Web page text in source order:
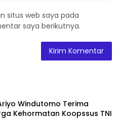
situs web saya pada
saya berikutnya.
Windutomo Terima
Kehormatan Koopssus TNI